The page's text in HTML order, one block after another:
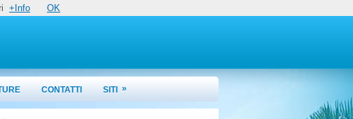
CONTATTI SITI »
+Info OK